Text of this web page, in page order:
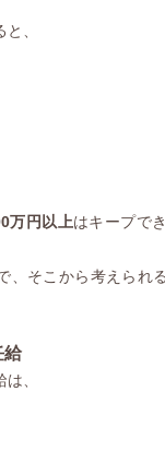
、
万円以上はキープで
、そこから考えられ
給
、